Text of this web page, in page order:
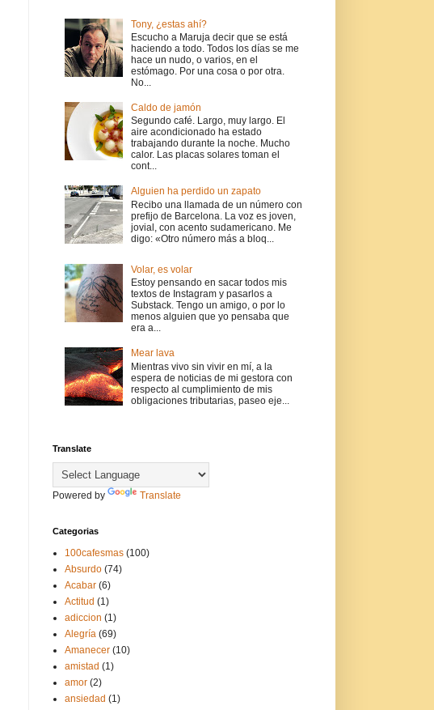
Tony, ¿estas ahí?
Escucho a Maruja decir que se está
haciendo a todo. Todos los días se me
hace un nudo, o varios, en el
estómago. Por una cosa o por otra.
No...
Caldo de jamón
Segundo café. Largo, muy largo. El
aire acondicionado ha estado
trabajando durante la noche. Mucho
calor. Las placas solares toman el
cont...
Alguien ha perdido un zapato
Recibo una llamada de un número con
prefijo de Barcelona. La voz es joven,
jovial, con acento sudamericano. Me
digo: «Otro número más a bloq...
Volar, es volar
Estoy pensando en sacar todos mis
textos de Instagram y pasarlos a
Substack. Tengo un amigo, o por lo
menos alguien que yo pensaba que
era a...
Mear lava
Mientras vivo sin vivir en mí, a la
espera de noticias de mi gestora con
respecto al cumplimiento de mis
obligaciones tributarias, paseo eje...
Translate
Powered by Translate
Categorias
100cafesmas (100)
Absurdo (74)
Acabar (6)
Actitud (1)
adiccion (1)
Alegría (69)
Amanecer (10)
amistad (1)
amor (2)
ansiedad (1)